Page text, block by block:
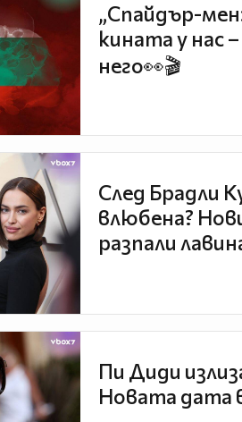
„Спайдър-
кината у нас
него👀🎬
След Брадли
влюбена?
разпали
Пи Диди
Новата дата